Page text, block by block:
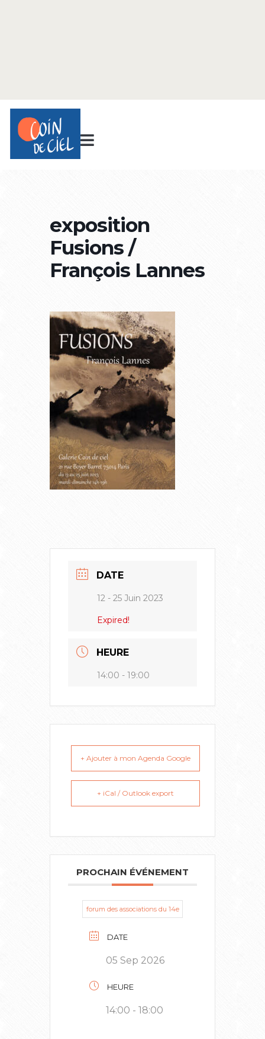
exposition
Fusions /
François Lannes
DATE
12 - 25 Juin 2023
Expired!
HEURE
14:00 - 19:00
+ Ajouter à mon Agenda Google
+ iCal / Outlook export
PROCHAIN ÉVÉNEMENT
forum des associations du 14e
DATE
05 Sep 2026
HEURE
14:00 - 18:00